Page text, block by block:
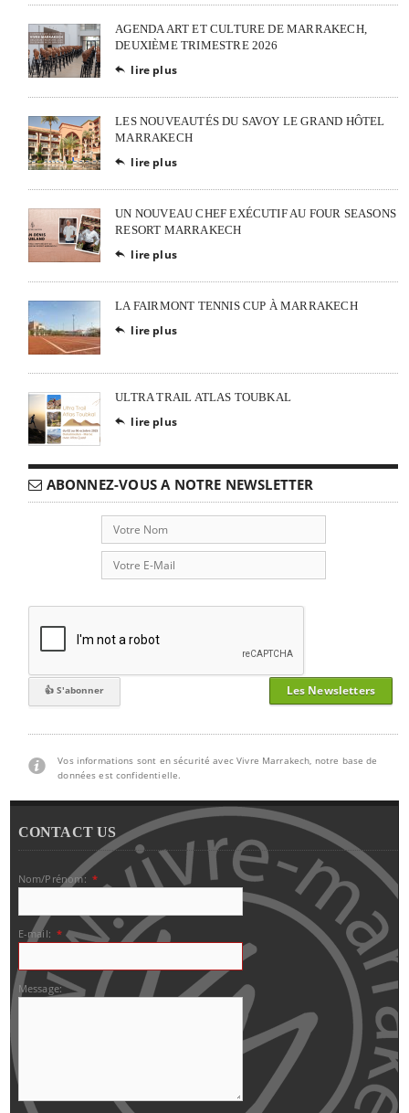
AGENDA ART ET CULTURE DE MARRAKECH,
DEUXIÈME TRIMESTRE 2026
 lire plus
LES NOUVEAUTÉS DU SAVOY LE GRAND HÔTEL
MARRAKECH
 lire plus
UN NOUVEAU CHEF EXÉCUTIF AU FOUR SEASONS
RESORT MARRAKECH
 lire plus
LA FAIRMONT TENNIS CUP À MARRAKECH
 lire plus
ULTRA TRAIL ATLAS TOUBKAL
 lire plus
ABONNEZ-VOUS A NOTRE NEWSLETTER
Les Newsletters
Vos informations sont en sécurité avec Vivre Marrakech, notre base de
données est confidentielle.
CONTACT US
Nom/Prénom: *
E-mail: *
Message: